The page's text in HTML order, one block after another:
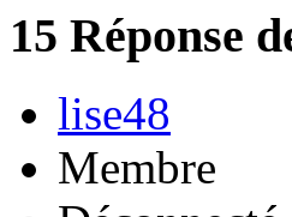
15 Réponse
lise48
Membre